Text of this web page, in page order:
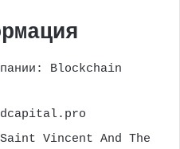
Blockchain
Vincent And The